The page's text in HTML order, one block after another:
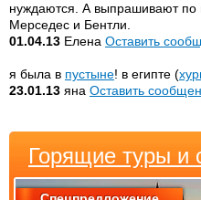
нуждаются. А выпрашивают по
Мерседес и Бентли.
01.04.13 Елена Оставить
я была в пустыне! в египте (
23.01.13 яна Оставить
Горящие туры и